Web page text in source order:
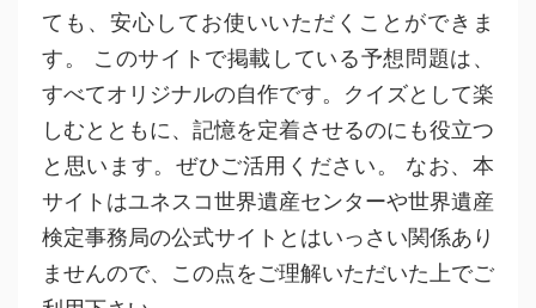
ても、安心してお使いいただくことができま
す。 このサイトで掲載している予想問題は、
すべてオリジナルの自作です。クイズとして楽
しむとともに、記憶を定着させるのにも役立つ
と思います。ぜひご活用ください。 なお、本
サイトはユネスコ世界遺産センターや世界遺産
検定事務局の公式サイトとはいっさい関係あり
ませんので、この点をご理解いただいた上でご